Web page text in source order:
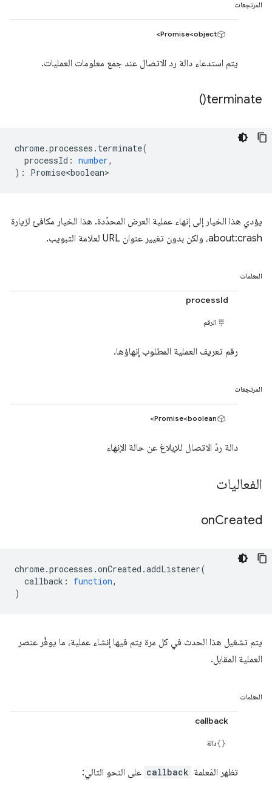
المرتجعات
Promise<object>
يتم استدعاء دالة رد الاتصال عند جمع معلومات العمليات.
terminate(
)
chrome.processes . terminate(
processId : number,
) : Promise<boolean>
يؤدي هذا الخيار إلى إنهاء عملية العرض المحدّدة. هذا الخيار مكافئ لزيارة
about:crash، ولكن بدون تغيير عنوان URL لعلامة التبويب.
المعلمات
processId
الرقم
رقم تعريف العملية المطلوب إنهاؤها.
المرتجعات
Promise<boolean>
دالة ردّ الاتصال للإبلاغ عن حالة الإنهاء
الفعاليات
onCreated
chrome.processes .onCreated .addListener(
callback : function,
)
يتم تشغيل هذا الحدث في كل مرة يتم فيها إنشاء عملية، ما يوفّر عنصر
العملية المقابل.
المعلمات
callback
دالة
تظهر المَعلمة callback على النحو التالي: